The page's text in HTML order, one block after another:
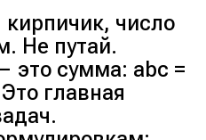
число
Не путай.
это сумма: abc =
главная